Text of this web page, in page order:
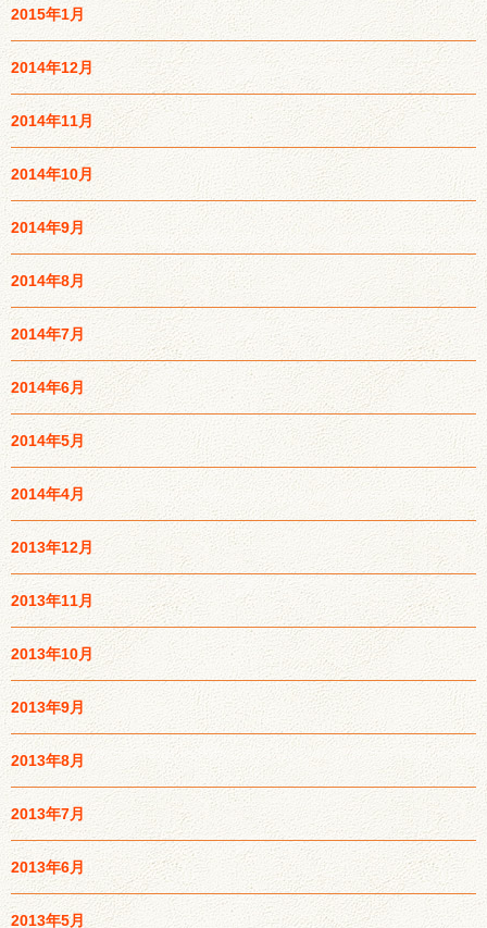
2015年1月
2014年12月
2014年11月
2014年10月
2014年9月
2014年8月
2014年7月
2014年6月
2014年5月
2014年4月
2013年12月
2013年11月
2013年10月
2013年9月
2013年8月
2013年7月
2013年6月
2013年5月